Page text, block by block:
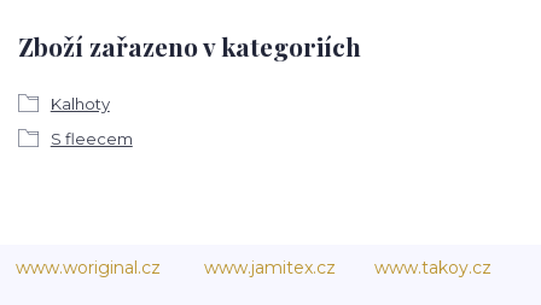
Zboží zařazeno v kategoriích
Kalhoty
S fleecem
www.woriginal.cz www.jamitex.cz www.takoy.cz